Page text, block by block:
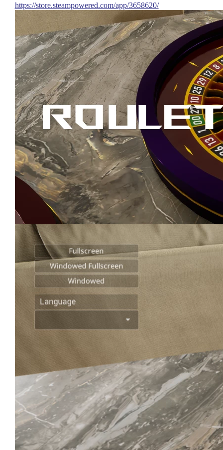
https://store.steampowered.com/app/3658620/